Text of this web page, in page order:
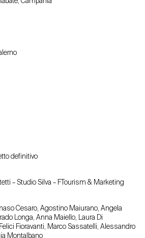
definitivo
– Studio Silva – FTourism & Marketing
Cesaro, Agostino Maiurano, Angela
Longa, Anna Maiello, Laura Di
Fioravanti, Marco Sassatelli, Alessandro
Montalbano